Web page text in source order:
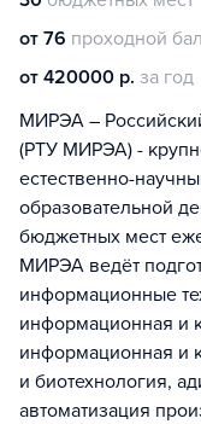
от 76 проходной
от 420000 р. за год
МИРЭА –
(РТУ МИРЭА) -
естественно-
образовательной
бюджетных мест
МИРЭА ведёт
информационные
информационная и
информационная и
и биотехнология,
автоматизация